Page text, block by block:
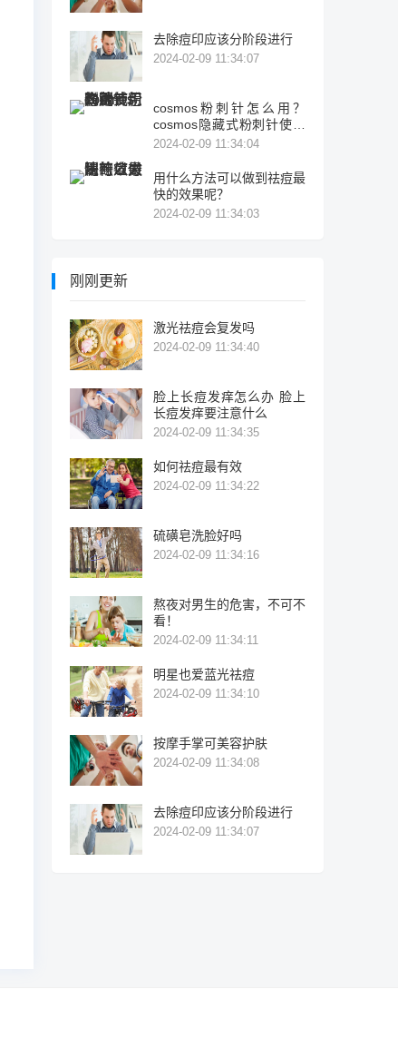
去除痘印应该分阶段进行
2024-02-09 11:34:07
cosmos粉刺针怎么用？
cosmos隐藏式粉刺针使用
方法
2024-02-09 11:34:04
用什么方法可以做到祛痘最
快的效果呢？
2024-02-09 11:34:03
刚刚更新
激光祛痘会复发吗
2024-02-09 11:34:40
脸上长痘发痒怎么办 脸上
长痘发痒要注意什么
2024-02-09 11:34:35
如何祛痘最有效
2024-02-09 11:34:22
硫磺皂洗脸好吗
2024-02-09 11:34:16
熬夜对男生的危害，不可不
看！
2024-02-09 11:34:11
明星也爱蓝光祛痘
2024-02-09 11:34:10
按摩手掌可美容护肤
2024-02-09 11:34:08
去除痘印应该分阶段进行
2024-02-09 11:34:07